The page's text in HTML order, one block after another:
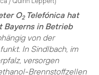
O2Telefónica hat
in Betrieb
von der
In Sindlbach, im
versorgen
Brennstoffzellen